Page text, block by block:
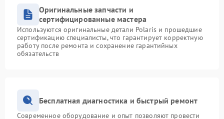
Оригинальные запчасти и
сертифицированные мастера
Используются оригинальные детали Polaris и прошедшие
сертификацию специалисты, что гарантирует корректную
работу после ремонта и сохранение гарантийных
обязательств
Бесплатная диагностика и быстрый ремонт
Современное оборудование и опыт позволяют провести